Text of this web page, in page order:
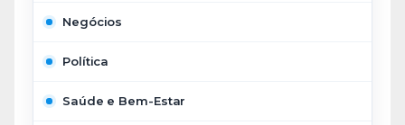
Negócios
Política
Saúde e Bem-Estar